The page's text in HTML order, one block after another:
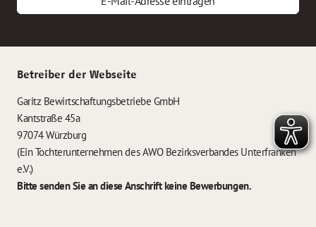
Betreiber der Webseite
Garitz Bewirtschaftungsbetriebe GmbH
Kantstraße 45a
97074 Würzburg
(Ein Tochterunternehmen des AWO Bezirksverbandes Unterfranken
e.V.)
Bitte senden Sie an diese Anschrift keine Bewerbungen.